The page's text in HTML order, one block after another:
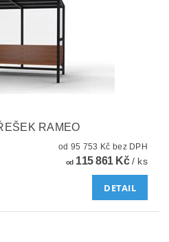
RAMEO
od 95 753 Kč bez DPH
od115 861 Kč/ ks
DETAIL